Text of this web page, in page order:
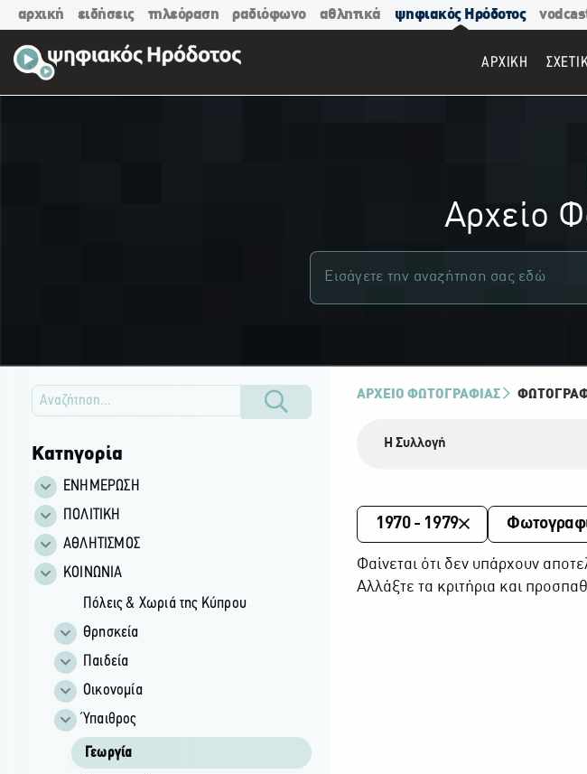
αρχική ειδήσεις τηλεόραση ραδιόφωνο αθλητικά ψηφιακός Ηρόδοτος
ΑΡΧΙΚΉ
Αρχείο
Κατηγορία
ΕΝΗΜΕΡΩΣΗ
ΠΟΛΙΤΙΚΗ
ΑΘΛΗΤΙΣΜΟΣ
ΚΟΙΝΩΝΙΑ
Πόλεις & Χωριά της Κύπρου
Θρησκεία
Παιδεία
Οικονομία
Ύπαιθρος
Γεωργία
ΑΡΧΕΙΟ ΦΩΤΟΓΡΑΦΙΑΣ
Η Συλλογή
1970 - 1979
Φαίνεται ότι δεν υπάρχουν
Αλλάξτε τα κριτήρια και